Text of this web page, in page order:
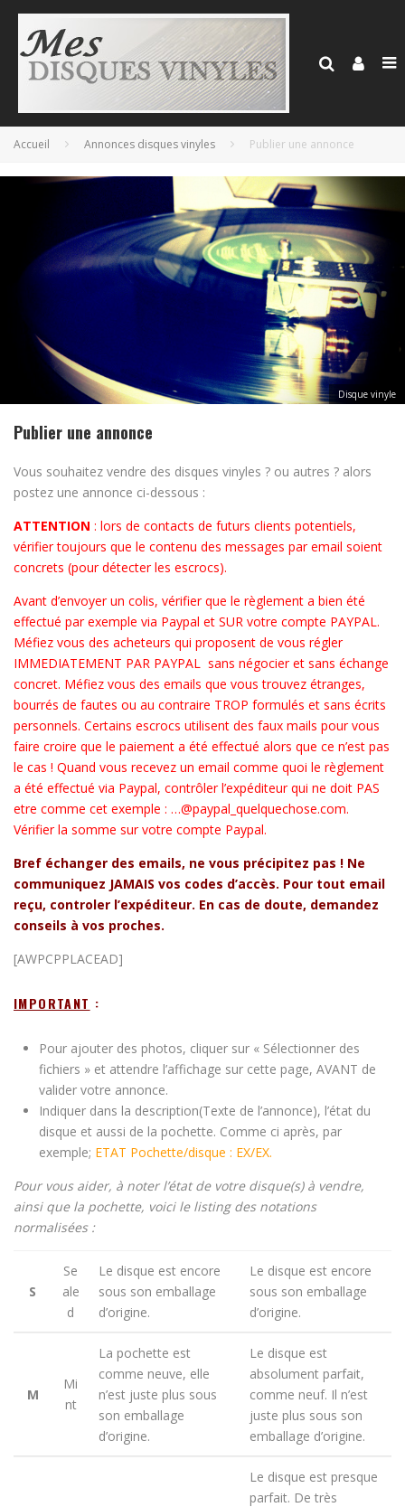
Accueil Annonces disques vinyles Publier une annonce
Disque vinyle
Publier une annonce
Vous souhaitez vendre des disques vinyles ? ou autres ? alors
postez une annonce ci-dessous :
ATTENTION : lors de contacts de futurs clients potentiels,
vérifier toujours que le contenu des messages par email soient
concrets (pour détecter les escrocs).
Avant d’envoyer un colis, vérifier que le règlement a bien été
effectué par exemple via Paypal et SUR votre compte PAYPAL.
Méfiez vous des acheteurs qui proposent de vous régler
IMMEDIATEMENT PAR PAYPAL sans négocier et sans échange
concret. Méfiez vous des emails que vous trouvez étranges,
bourrés de fautes ou au contraire TROP formulés et sans écrits
personnels. Certains escrocs utilisent des faux mails pour vous
faire croire que le paiement a été effectué alors que ce n’est pas
le cas ! Quand vous recevez un email comme quoi le règlement
a été effectué via Paypal, contrôler l’expéditeur qui ne doit PAS
etre comme cet exemple : …@paypal_quelquechose.com.
Vérifier la somme sur votre compte Paypal.
Bref échanger des emails, ne vous précipitez pas ! Ne
communiquez JAMAIS vos codes d’accès. Pour tout email
reçu, controler l’expéditeur. En cas de doute, demandez
conseils à vos proches.
[AWPCPPLACEAD]
IMPORTANT :
Pour ajouter des photos, cliquer sur « Sélectionner des
fichiers » et attendre l’affichage sur cette page, AVANT de
valider votre annonce.
Indiquer dans la description(Texte de l’annonce), l’état du
disque et aussi de la pochette. Comme ci après, par
exemple; ETAT Pochette/disque : EX/EX.
Pour vous aider, à noter l’état de votre disque(s) à vendre,
ainsi que la pochette, voici le listing des notations
normalisées :
S
Se
ale
d
Le disque est encore
sous son emballage
d’origine.
Le disque est encore
sous son emballage
d’origine.
M
Mi
nt
La pochette est
comme neuve, elle
n’est juste plus sous
son emballage
d’origine.
Le disque est
absolument parfait,
comme neuf. Il n’est
juste plus sous son
emballage d’origine.
Le disque est presque
parfait. De très